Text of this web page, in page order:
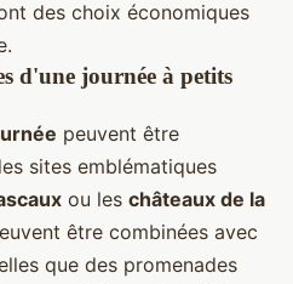
des choix économiques
d'une journée à petits
peuvent être
sites emblématiques
ou les châteaux de la
être combinées avec
que des promenades